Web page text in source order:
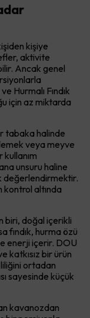
kişiye
aktivite
Ancak genel
Hurmalı Fındık
için az miktarda
tabaka halinde
veya meyve
unsuru haline
değerlendirmektir.
kontrol altında
biri, doğal içerikli
fındık, hurma özü
enerji içerir. DOU
katkısız bir ürün
ortadan
sayesinde küçük
kavanozdan